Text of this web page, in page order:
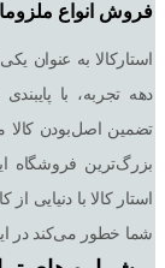
فروش انواع
استارکالا به عنوان
دهه تجربه، با
تضمین اصل‌بودن کالا
بزرگ‌ترین فروشگاه
استار کالا با دنیایی
شما خطور می‌کند در